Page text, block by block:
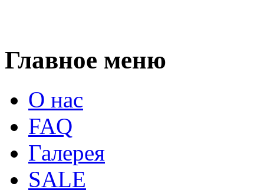
Главное меню
О нас
FAQ
Галерея
SALE